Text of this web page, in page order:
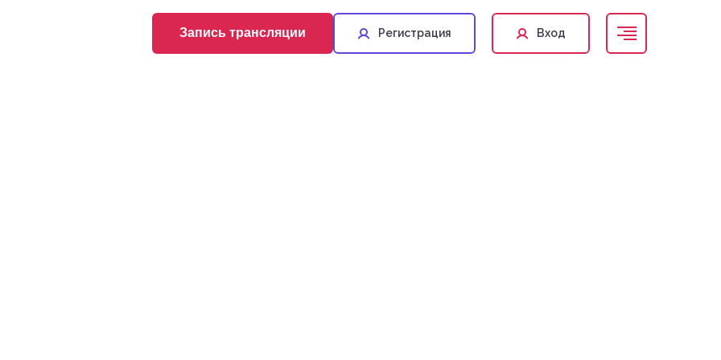
Запись трансляции Регистрация Вход